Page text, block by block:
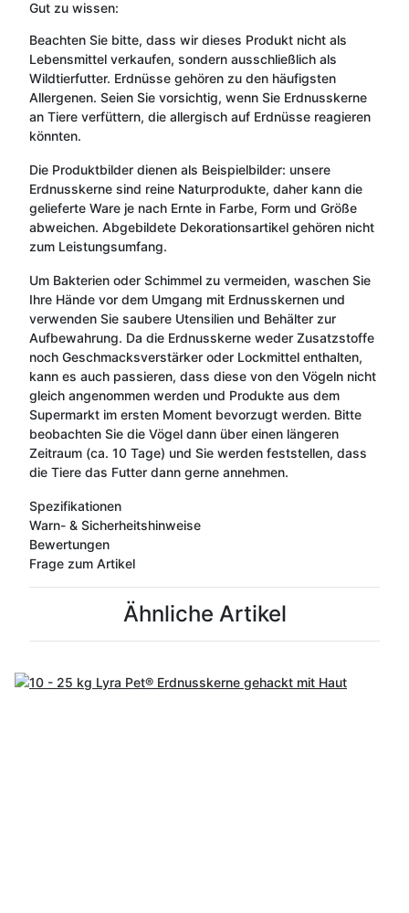
Gut zu wissen:
Beachten Sie bitte, dass wir dieses Produkt nicht als
Lebensmittel verkaufen, sondern ausschließlich als
Wildtierfutter. Erdnüsse gehören zu den häufigsten
Allergenen. Seien Sie vorsichtig, wenn Sie Erdnusskerne
an Tiere verfüttern, die allergisch auf Erdnüsse reagieren
könnten.
Die Produktbilder dienen als Beispielbilder: unsere
Erdnusskerne sind reine Naturprodukte, daher kann die
gelieferte Ware je nach Ernte in Farbe, Form und Größe
abweichen. Abgebildete Dekorationsartikel gehören nicht
zum Leistungsumfang.
Um Bakterien oder Schimmel zu vermeiden, waschen Sie
Ihre Hände vor dem Umgang mit Erdnusskernen und
verwenden Sie saubere Utensilien und Behälter zur
Aufbewahrung. Da die Erdnusskerne weder Zusatzstoffe
noch Geschmacksverstärker oder Lockmittel enthalten,
kann es auch passieren, dass diese von den Vögeln nicht
gleich angenommen werden und Produkte aus dem
Supermarkt im ersten Moment bevorzugt werden. Bitte
beobachten Sie die Vögel dann über einen längeren
Zeitraum (ca. 10 Tage) und Sie werden feststellen, dass
die Tiere das Futter dann gerne annehmen.
Spezifikationen
Warn- & Sicherheitshinweise
Bewertungen
Frage zum Artikel
Ähnliche Artikel